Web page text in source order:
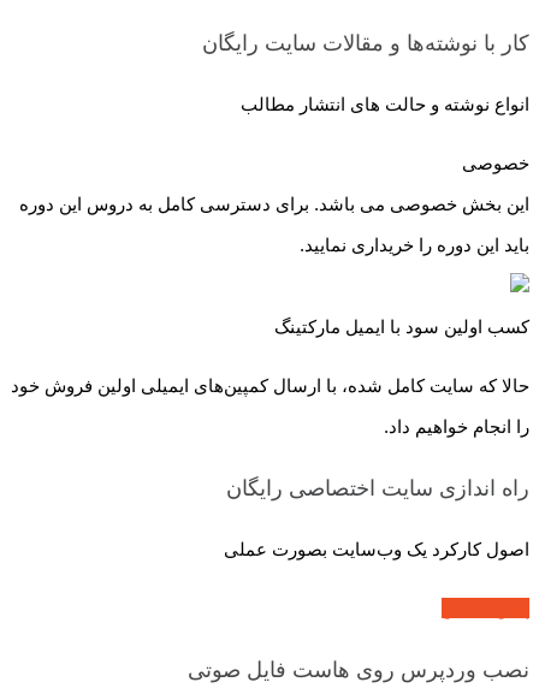
کار با نوشته‌ها و مقالات سایت رایگان
انواع نوشته و حالت های انتشار مطالب
خصوصی
این بخش خصوصی می باشد. برای دسترسی کامل به دروس این دوره
باید این دوره را خریداری نمایید.
کسب اولین سود با ایمیل مارکتینگ
حالا که سایت کامل شده، با ارسال کمپین‌های ایمیلی اولین فروش خود
را انجام خواهیم داد.
راه اندازی سایت اختصاصی رایگان
اصول کارکرد یک وب‌سایت بصورت عملی
نصب وردپرس روی هاست فایل صوتی